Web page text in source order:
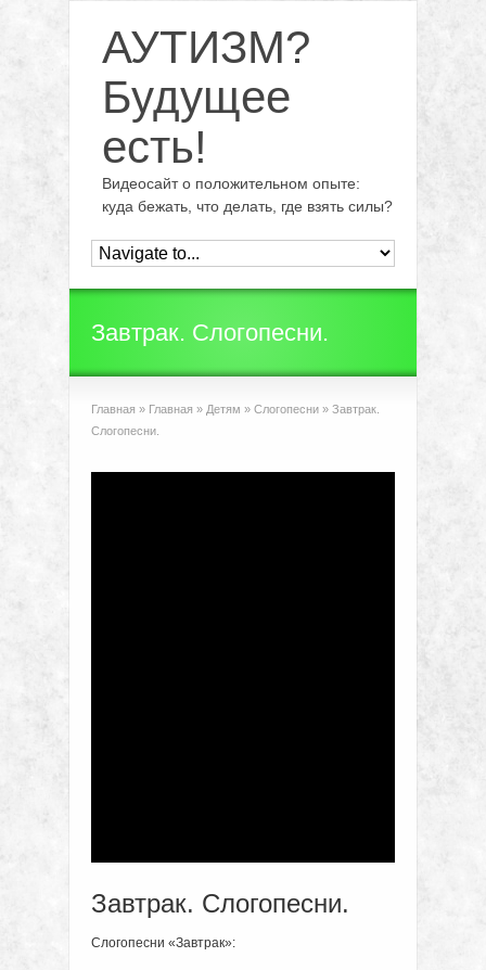
АУТИЗМ?
Будущее
есть!
Видеосайт о положительном опыте:
куда бежать, что делать, где взять силы?
Завтрак. Слогопесни.
Главная » Главная » Детям » Слогопесни » Завтрак.
Слогопесни.
Завтрак. Слогопесни.
Слогопесни «Завтрак»: